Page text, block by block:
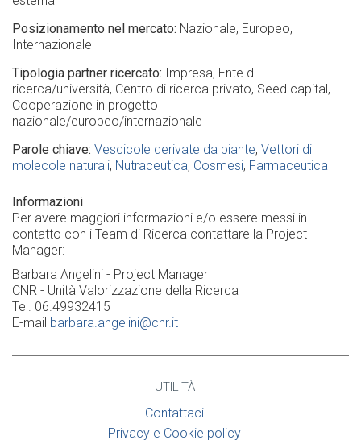
Posizionamento nel mercato Nazionale Europeo
Internazionale
Tipologia partner ricercato
Impresa Ente di
ricerca/università Centro di ricerca privato Seed capital
Cooperazione in progetto
nazionale/europeo/internazionale
Parole chiave Vescicole derivate da piante Vettori di
molecole naturali Nutraceutica Cosmesi Farmaceutica
Informazioni
Per avere maggiori informazioni e/o essere messi in
contatto con i Team di Ricerca contattare la Project
Manager:
Barbara Angelini - Project Manager
CNR - Unità Valorizzazione della Ricerca
Tel. 06.49932415
E-mail barbara.angelini@cnr.it
UTILITÀ
Contattaci
Privacy e Cookie policy